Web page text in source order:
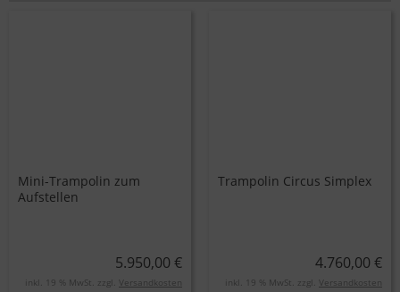
Mini-Trampolin zum
Aufstellen
5.950,00 €
inkl. 19 % MwSt. zzgl. Versandkosten
Trampolin Circus Simplex
4.760,00 €
inkl. 19 % MwSt. zzgl. Versandkosten